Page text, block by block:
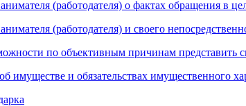
(работодателя) о фактах обращения
(работодателя) и своего
по объективным причинам представить
имуществе и обязательствах имущественного